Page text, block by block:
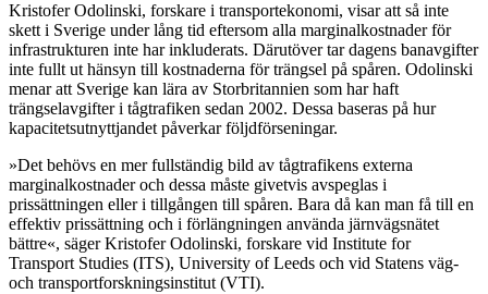
Kristofer Odolinski, forskare i transportekonomi, visar att så inte
skett i Sverige under lång tid eftersom alla marginalkostnader för
infrastrukturen inte har inkluderats. Därutöver tar dagens banavgifter
inte fullt ut hänsyn till kostnaderna för trängsel på spåren. Odolinski
menar att Sverige kan lära av Storbritannien som har haft
trängselavgifter i tågtrafiken sedan 2002. Dessa baseras på hur
kapacitetsutnyttjandet påverkar följdförseningar.
»Det behövs en mer fullständig bild av tågtrafikens externa
marginalkostnader och dessa måste givetvis avspeglas i
prissättningen eller i tillgången till spåren. Bara då kan man få till en
effektiv prissättning och i förlängningen använda järnvägsnätet
bättre«, säger Kristofer Odolinski, forskare vid Institute for
Transport Studies (ITS), University of Leeds och vid Statens väg-
och transportforskningsinstitut (VTI).